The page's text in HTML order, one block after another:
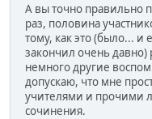
А вы точно правильно
раз, половина
тому, как это (было... и
закончил очень
немного другие
допускаю, что мне
учителями и прочими
сочинения.